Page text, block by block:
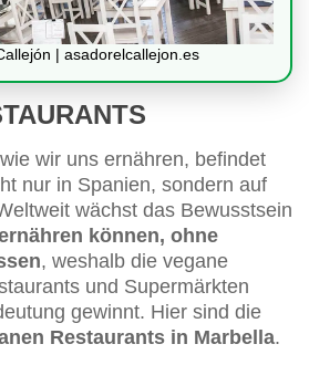
| asadorelcallejon.es
wir uns ernähren, befindet
nur in Spanien, sondern auf
wächst das Bewusstsein
können, ohne
, weshalb die vegane
und Supermärkten
gewinnt. Hier sind die
Restaurants in Marbella.